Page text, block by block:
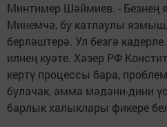
Минтимер Шәймиев. -
Минемчә, бу катлаулы
берләштерә. Ул безгә
илнең куәте. Хәзер РФ
кертү процессы бара,
булачак, әмма мәдәни-дини
барлык халыклары фикере